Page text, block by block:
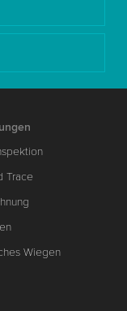
Trace
Wiegen